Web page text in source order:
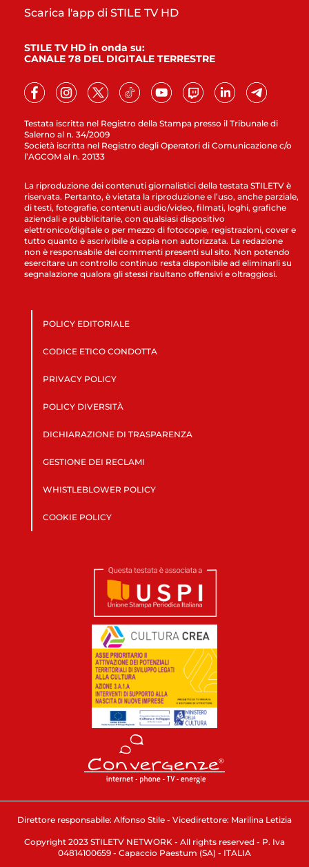
Testata iscritta nel Registro della Stampa presso il Tribunale di
Salerno al n. 34/2009
Società iscritta nel Registro degli Operatori di Comunicazione c/o
l’AGCOM al n. 20133
Scarica l'app di STILE TV HD
STILE TV HD in onda su:
CANALE 78 DEL DIGITALE TERRESTRE
La riproduzione dei contenuti giornalistici della testata STILETV è
riservata. Pertanto, è vietata la riproduzione e l’uso, anche parziale,
di testi, fotografie, contenuti audio/video, filmati, loghi, grafiche
aziendali e pubblicitarie, con qualsiasi dispositivo
elettronico/digitale o per mezzo di fotocopie, registrazioni, cover e
tutto quanto è ascrivibile a copia non autorizzata. La redazione
non è responsabile dei commenti presenti sul sito. Non potendo
esercitare un controllo continuo resta disponibile ad eliminarli su
segnalazione qualora gli stessi risultano offensivi e oltraggiosi.
POLICY EDITORIALE
CODICE ETICO CONDOTTA
PRIVACY POLICY
POLICY DIVERSITÀ
DICHIARAZIONE DI TRASPARENZA
GESTIONE DEI RECLAMI
WHISTLEBLOWER POLICY
COOKIE POLICY
Direttore responsabile: Alfonso Stile - Vicedirettore: Marilina Letizia
Copyright 2023 STILETV NETWORK - All rights reserved - P. Iva
04814100659 - Capaccio Paestum (SA) - ITALIA